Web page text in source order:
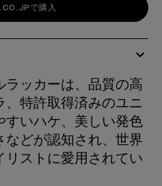
で購入
ッカーは、品質の高
特許取得済みのユニ
すいハケ、美しい発色
などが認知され、世界
ストに愛用されてい